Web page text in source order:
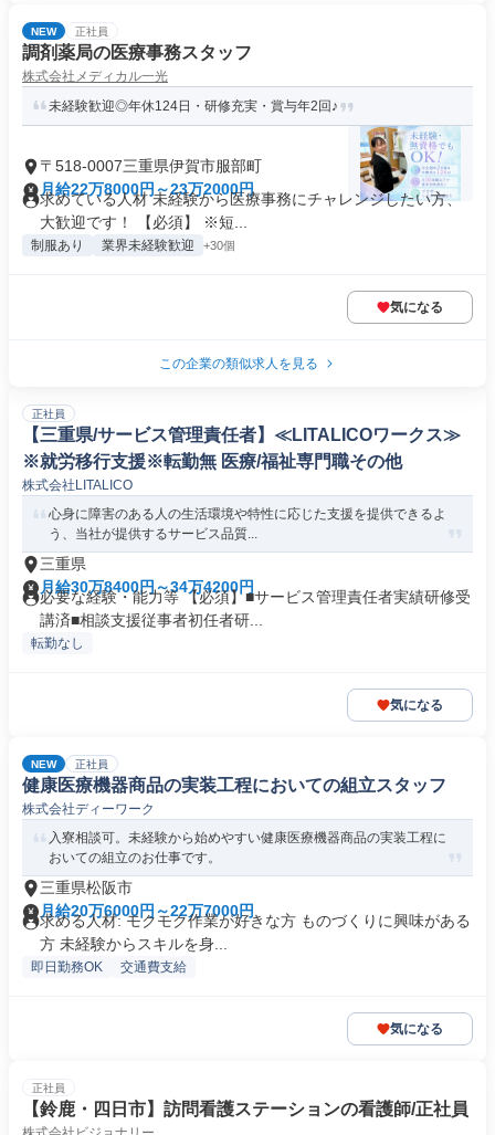
NEW 正社員
調剤薬局の医療事務スタッフ
株式会社メディカル一光
未経験歓迎◎年休124日・研修充実・賞与年2回♪
〒518-0007三重県伊賀市服部町
月給22万8000円～23万2000円
求めている人材 未経験から医療事務にチャレンジしたい方、
大歓迎です！ 【必須】 ※短...
制服あり 業界未経験歓迎 +30個
気になる
この企業の類似求人を見る
正社員
【三重県/サービス管理責任者】≪LITALICOワークス≫
※就労移行支援※転勤無 医療/福祉専門職その他
株式会社LITALICO
心身に障害のある人の生活環境や特性に応じた支援を提供できるよ
う、当社が提供するサービス品質...
三重県
月給30万8400円～34万4200円
必要な経験・能力等 【必須】■サービス管理責任者実績研修受
講済■相談支援従事者初任者研...
転勤なし
気になる
NEW 正社員
健康医療機器商品の実装工程においての組立スタッフ
株式会社ディーワーク
入寮相談可。未経験から始めやすい健康医療機器商品の実装工程に
おいての組立のお仕事です。
三重県松阪市
月給20万6000円～22万7000円
求める人材: モクモク作業が好きな方 ものづくりに興味がある
方 未経験からスキルを身...
即日勤務OK 交通費支給
気になる
正社員
【鈴鹿・四日市】訪問看護ステーションの看護師/正社員